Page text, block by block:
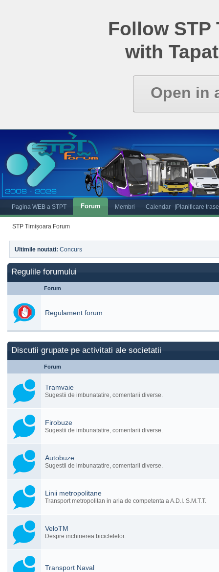
Follow STP
with
Open in
Pagina WEB a STPT Forum Membri Calendar |Planificare
STP Timișoara Forum
Ultimile noutati: Concurs
Regulile forumului
Forum
Regulament forum
Discutii grupate pe activitati ale societatii
Forum
Tramvaie
Sugestii de imbunatatire, comentarii diverse.
Firobuze
Sugestii de imbunatatire, comentarii diverse.
Autobuze
Sugestii de imbunatatire, comentarii diverse.
Linii metropolitane
Transport metropolitan in aria de competenta a A.D.I. S.M.T.T.
VeloTM
Despre inchirierea bicicletelor.
Transport Naval